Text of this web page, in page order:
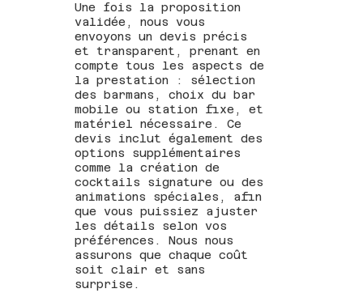
Une fois la proposition
validée, nous vous
envoyons un devis précis
et transparent, prenant en
compte tous les aspects de
la prestation : sélection
des barmans, choix du bar
mobile ou station fixe, et
matériel nécessaire. Ce
devis inclut également des
options supplémentaires
comme la création de
cocktails signature ou des
animations spéciales, afin
que vous puissiez ajuster
les détails selon vos
préférences. Nous nous
assurons que chaque coût
soit clair et sans
surprise.